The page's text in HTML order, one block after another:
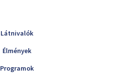
Látnivalók
Élmények
Programok